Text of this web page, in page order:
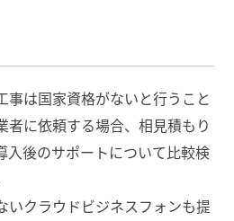
事は国家資格がないと行うこと
者に依頼する場合、相見積もり
入後のサポートについて比較検
いクラウドビジネスフォンも提